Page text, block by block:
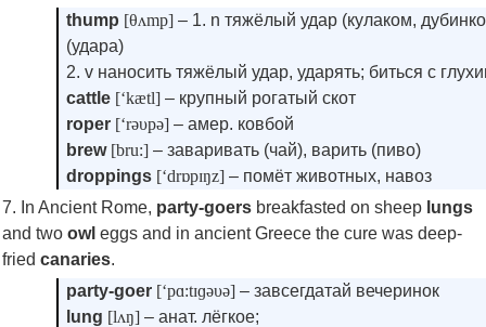
thump [θʌmp] – 1. n тяжёлый удар (кулаком,
(удара)
2. v наносить тяжёлый удар, ударять; биться с
cattle [‘kætl] – крупный рогатый скот
roper [‘rəυpə] – амер. ковбой
brew [bru:] – заваривать (чай), варить (пиво)
droppings [‘drɒpɪŋz] – помёт животных, навоз
7. In Ancient Rome, party-goers breakfasted on sheep lungs
and two owl eggs and in ancient Greece the cure was deep-
fried canaries.
party-goer [‘pɑ:tɪɡəυə] – завсегдатай вечеринок
lung [lʌŋ] – анат. лёгкое;